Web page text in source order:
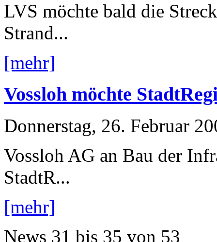
LVS möchte bald die
Strand...
[mehr]
Vossloh möchte
Donnerstag, 26. Februar
Vossloh AG an Bau der
StadtR...
[mehr]
News 31 bis 35 von 53